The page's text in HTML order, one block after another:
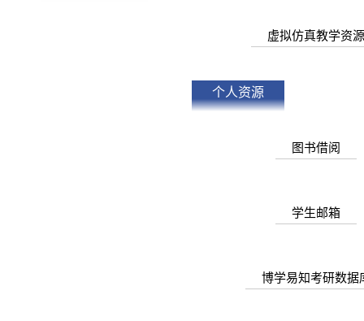
虚拟仿真教学资
个人资源
图书借阅
学生邮箱
博学易知考研数据